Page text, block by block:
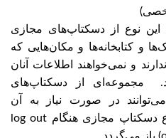
این نوع از دسکتاپ‌های مجازی
و کتابخانه‌ها و مکان‌هایی که
و نمی‌خواهند اطلاعات آنان
مجموعه‌ای از دسکتاپ‌های
در صورت نیاز به آن
دسترسی داشته باشند. این نوع دسکتاپ مجازی هنگام log out